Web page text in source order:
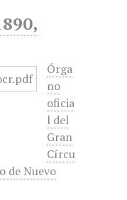
Órga
no
oficia
l del
Gran
Círcu
de Nuevo